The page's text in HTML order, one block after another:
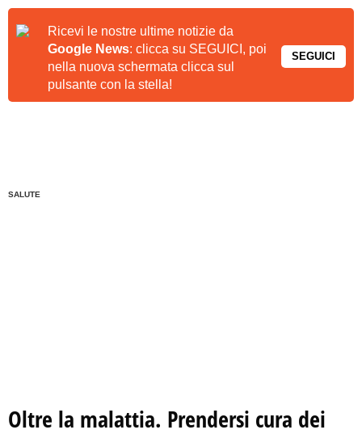
Ricevi le nostre ultime notizie da
Google News: clicca su SEGUICI, poi
nella nuova schermata clicca sul
pulsante con la stella!
SEGUICI
SALUTE
Oltre la malattia. Prendersi cura dei